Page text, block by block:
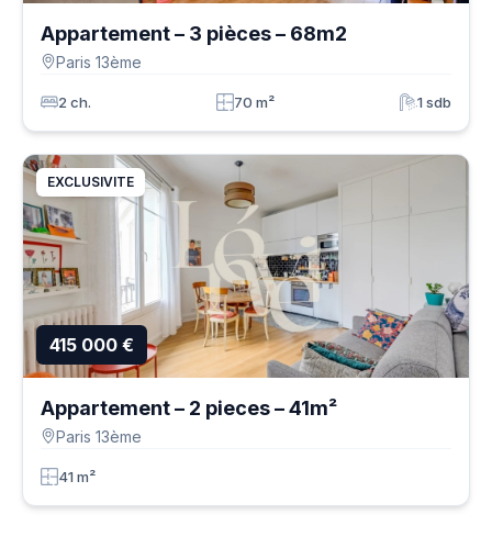
Appartement – 3 pièces – 68m2
Paris 13ème
2 ch. 70 m² 1 sdb
EXCLUSIVITE
415 000 €
Appartement – 2 pieces – 41m²
Paris 13ème
41 m²